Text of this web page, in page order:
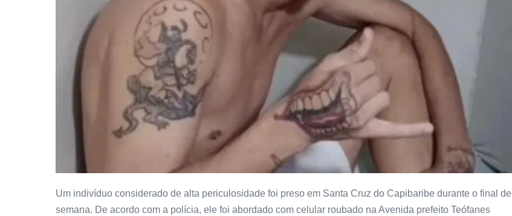
Um indivíduo considerado de alta periculosidade foi preso em Santa Cruz do Capibaribe durante o final de
semana. De acordo com a polícia, ele foi abordado com celular roubado na Avenida prefeito Teófanes